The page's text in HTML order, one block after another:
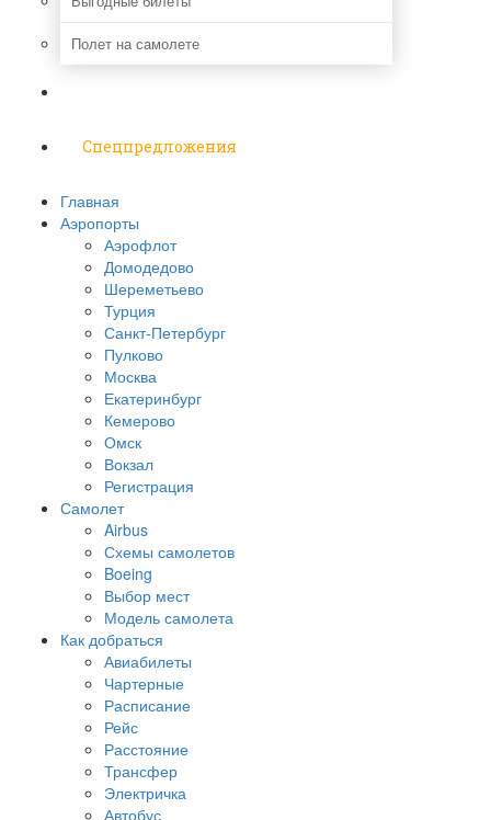
Полет на самолете
Спецпредложения
Главная
Аэропорты
Аэрофлот
Домодедово
Шереметьево
Турция
Санкт-Петербург
Пулково
Москва
Екатеринбург
Кемерово
Омск
Вокзал
Регистрация
Самолет
Airbus
Схемы самолетов
Boeing
Выбор мест
Модель самолета
Как добраться
Авиабилеты
Чартерные
Расписание
Рейс
Расстояние
Трансфер
Электричка
Автобус